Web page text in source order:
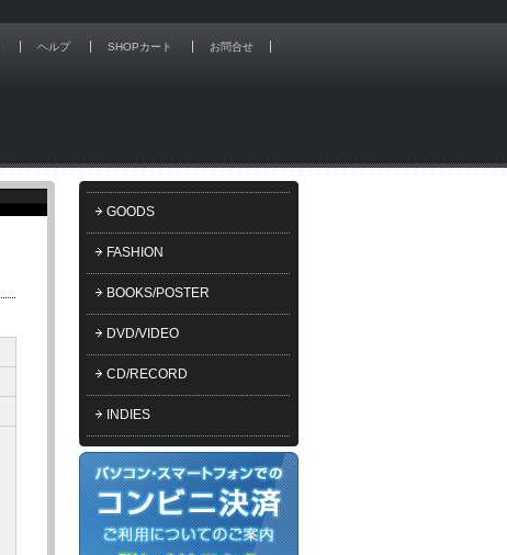
ヘルプ SHOPカート お問合せ
GOODS
FASHION
BOOKS/POSTER
DVD/VIDEO
CD/RECORD
INDIES